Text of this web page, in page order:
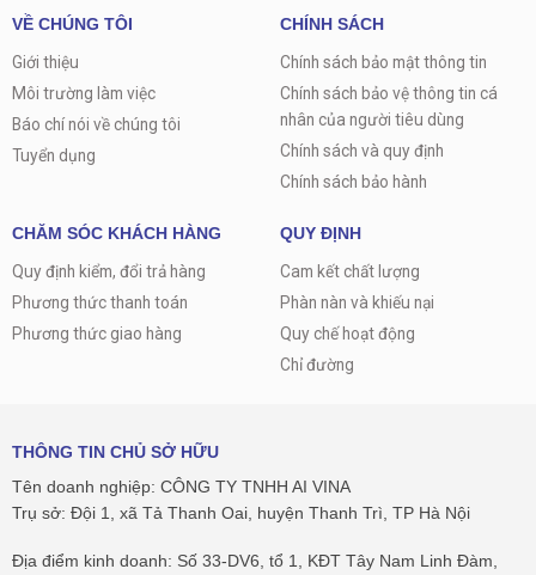
VỀ CHÚNG TÔI
Giới thiệu
Môi trường làm việc
Báo chí nói về chúng tôi
Tuyển dụng
CHÍNH SÁCH
Chính sách bảo mật thông tin
Chính sách bảo vệ thông tin cá
nhân của người tiêu dùng
Chính sách và quy định
Chính sách bảo hành
CHĂM SÓC KHÁCH HÀNG
Quy định kiểm, đổi trả hàng
Phương thức thanh toán
Phương thức giao hàng
QUY ĐỊNH
Cam kết chất lượng
Phàn nàn và khiếu nại
Quy chế hoạt động
Chỉ đường
THÔNG TIN CHỦ SỞ HỮU
Tên doanh nghiệp: CÔNG TY TNHH AI VINA
Trụ sở: Đội 1, xã Tả Thanh Oai, huyện Thanh Trì, TP Hà Nội
Địa điểm kinh doanh: Số 33-DV6, tổ 1, KĐT Tây Nam Linh Đàm,